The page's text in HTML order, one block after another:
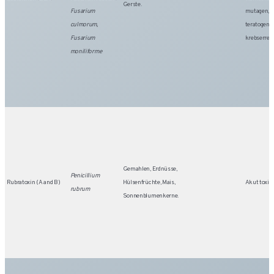
Fusarium
culmorum,
Fusarium
moniliforme
Gerste.
mutagen,
teratogen
Rubratoxin (A and B)
Penicillium
rubrum
Gemahlen, Erdnüsse,
Hülsenfrüchte, Mais,
Sonnenblumenkerne.
Akut